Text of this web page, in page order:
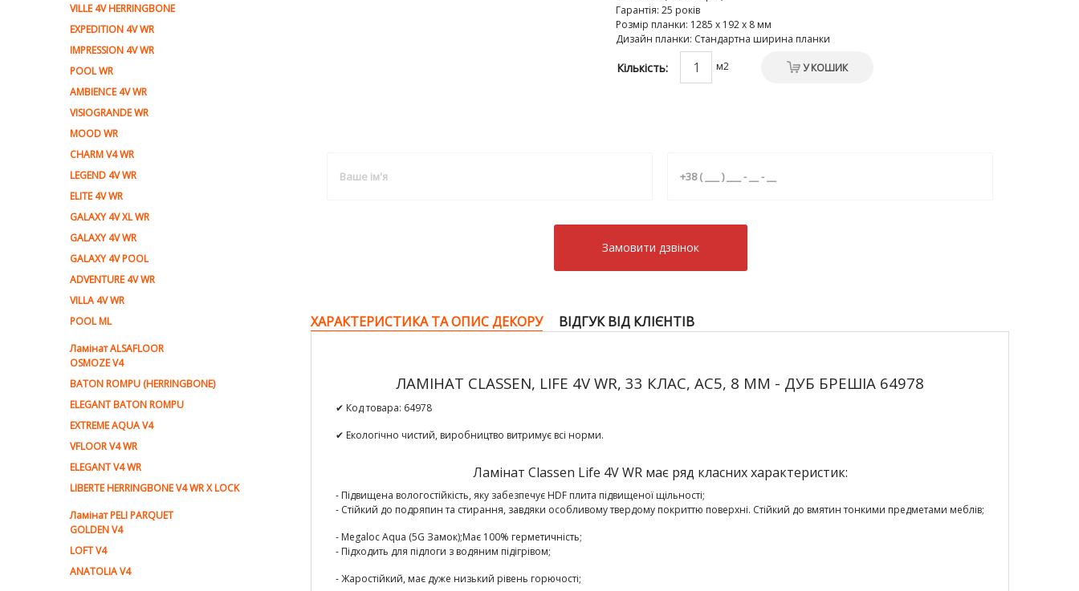
VILLE 4V HERRINGBONE
EXPEDITION 4V WR
IMPRESSION 4V WR
POOL WR
AMBIENCE 4V WR
VISIOGRANDE WR
MOOD WR
CHARM V4 WR
LEGEND 4V WR
ELITE 4V WR
GALAXY 4V XL WR
GALAXY 4V WR
GALAXY 4V POOL
ADVENTURE 4V WR
VILLA 4V WR
POOL ML
Ламiнат ALSAFLOOR
OSMOZE V4
BATON ROMPU (HERRINGBONE)
ELEGANT BATON ROMPU
EXTREME AQUA V4
VFLOOR V4 WR
ELEGANT V4 WR
LIBERTE HERRINGBONE V4 WR X LOCK
Ламiнат PELI PARQUET
GOLDEN V4
LOFT V4
ANATOLIA V4
Гарантія: 25 років
Розмір планки: 1285 х 192 х 8 мм
Дизайн планки: Стандартна ширина планки
Кількість: м2 У КОШИК
Замовити дзвiнок
ХАРАКТЕРИСТИКА ТА ОПИС ДЕКОРУ ВІДГУК ВІД КЛІЄНТІВ
ЛАМІНАТ CLASSEN, LIFE 4V WR, 33 КЛАС, AC5, 8 ММ - ДУБ БРЕШІА 64978
✔ Код товара: 64978
✔ Екологічно чистий, виробництво витримує всі норми.
Ламінат Classen Life 4V WR має ряд класних характеристик:
- Підвищена вологостійкість, яку забезпечує HDF плита підвищеної щільності;
- Стійкий до подряпин та стирання, завдяки особливому твердому покриттю поверхні. Стійкий до вмятин тонкими предметами меблів;
- Megaloc Aqua (5G Замок);Має 100% герметичність;
- Підходить для підлоги з водяним підігрівом;
-Жаростійкий, має дуже низький рівень горючості;